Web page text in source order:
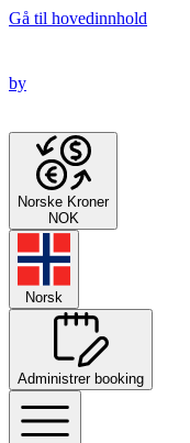
Gå til hovedinnhold
by
Norske Kroner
NOK
Norsk
Administrer booking